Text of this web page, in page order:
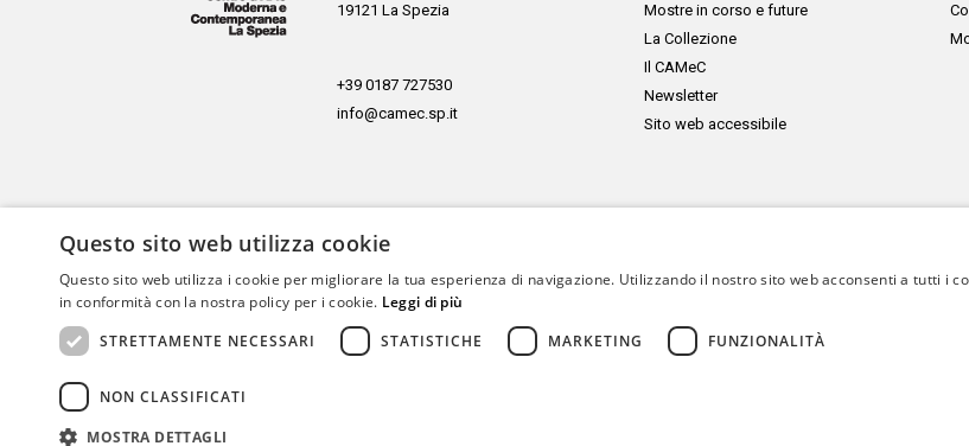
19121 La Spezia
+39 0187 727530
info@camec.sp.it
Mostre in corso e future
La Collezione
Il CAMeC
Newsletter
Sito web accessibile
Questo sito web utilizza cookie
Questo sito web utilizza i cookie per migliorare la tua esperienza di navigazione. Utilizzando il nostro sito web acconsenti a tutti i
in conformità con la nostra policy per i cookie. Leggi di più
STRETTAMENTE NECESSARI
STATISTICHE MARKETING FUNZIONALITÀ
NON CLASSIFICATI
MOSTRA DETTAGLI